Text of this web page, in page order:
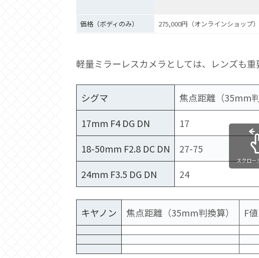
価格（ボディのみ） 275,000円（オンラインショップ）
軽量ミラーレスカメラとしては、レンズも重
シグマ 焦点距離（35mm判
17mm F4 DG DN
17
18-50mm F2.8 DC DN
27-75
24mm F3.5 DG DN
24
スクロー
キヤノン 焦点距離（35mm判換算） F値